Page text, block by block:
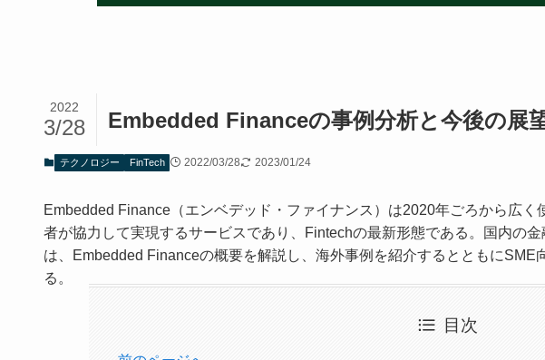
Embedded Financeの事例分析と今後の展
2022
3/28
テクノロジー FinTech 2022/03/28 2023/01/24
Embedded Finance（エンベデッド・ファイナンス）は2020年ごろから広
者が協力して実現するサービスであり、Fintechの最新形態である。国内の
は、Embedded Financeの概要を解説し、海外事例を紹介するとともに
る。
目次